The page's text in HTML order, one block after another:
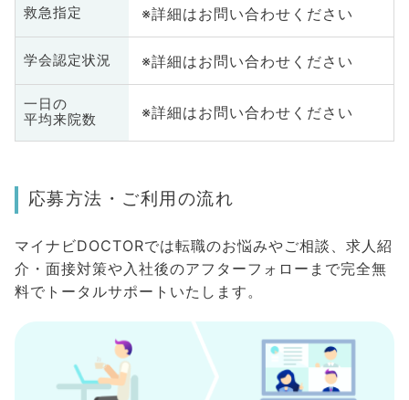
救急指定 ※詳細はお問い合わせください
学会認定状況 ※詳細はお問い合わせください
一日の
平均来院数
※詳細はお問い合わせください
応募方法・ご利用の流れ
マイナビDOCTORでは転職のお悩みやご相談、求人紹
介・面接対策や入社後のアフターフォローまで完全無
料でトータルサポートいたします。